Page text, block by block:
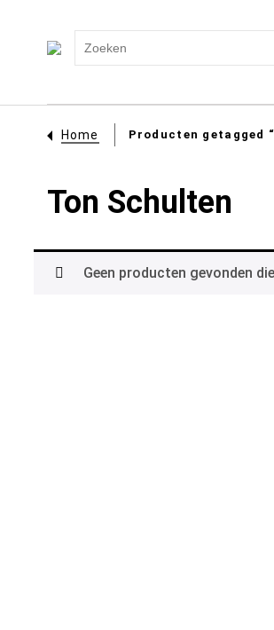
Home Producten getagged
Ton Schulten
Geen producten gevonden